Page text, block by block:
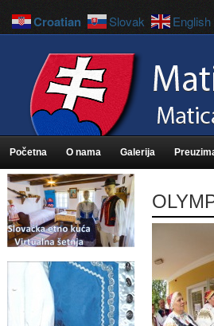
Početna O nama Galerija
Croatian Slovak English